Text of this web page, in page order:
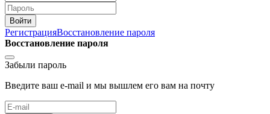
Войти
РегистрацияВосстановление пароля
Восстановление пароля
Забыли пароль
Введите ваш e-mail и мы вышлем его вам на почту